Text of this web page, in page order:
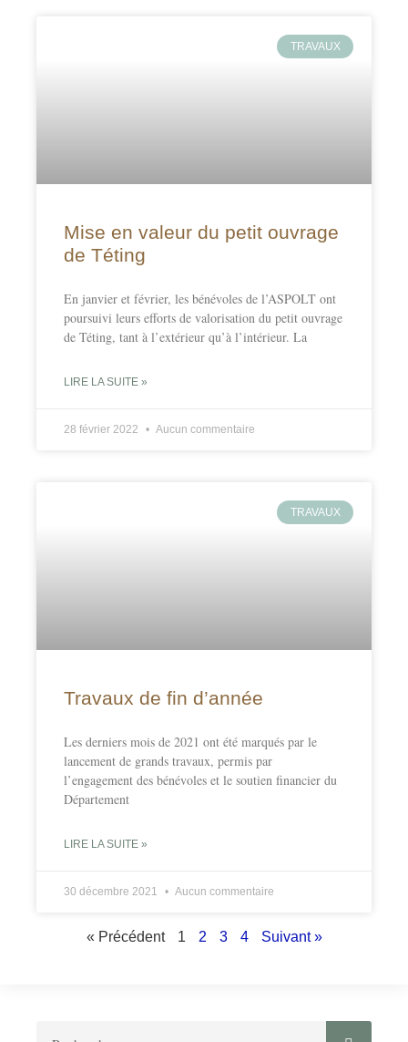
TRAVAUX
Mise en valeur du petit ouvrage
de Téting
En janvier et février, les bénévoles de l’ASPOLT ont
poursuivi leurs efforts de valorisation du petit ouvrage
de Téting, tant à l’extérieur qu’à l’intérieur. La
LIRE LA SUITE »
28 février 2022 Aucun commentaire
TRAVAUX
Travaux de fin d’année
Les derniers mois de 2021 ont été marqués par le
lancement de grands travaux, permis par
l’engagement des bénévoles et le soutien financier du
Département
LIRE LA SUITE »
30 décembre 2021 Aucun commentaire
« Précédent 1 2 3 4 Suivant »